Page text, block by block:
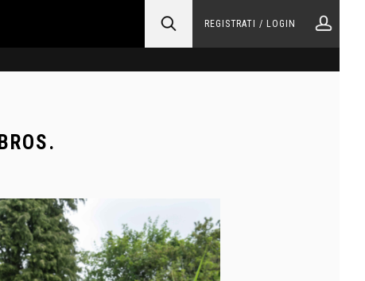
REGISTRATI / LOGIN